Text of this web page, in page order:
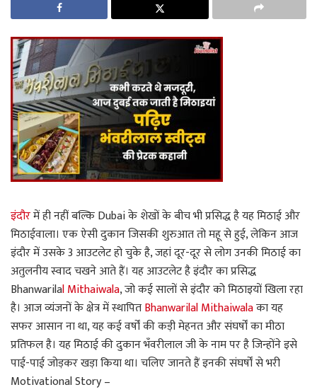
इंदौरमें ही नहीं बल्कि Dubai के शेखों के बीच भी प्रसिद्ध है यह मिठाई और
मिठाईवाला। एक ऐसी दुकान जिसकी शुरुआत तो महू से हुई, लेकिन आज
इंदौर में उसके 3 आउटलेट हो चुके है, जहां दूर-दूर से लोग उनकी मिठाई का
अतुलनीय स्वाद चखने आते हैं। यह आउटलेट है इंदौर का प्रसिद्ध
Bhanwarilal Mithaiwala, जो कई सालों से इंदौर को मिठाइयों खिला रहा
है। आज व्यंजनों के क्षेत्र में स्थापितBhanwarilal Mithaiwalaका यह
सफर आसान ना था, यह कई वर्षों की कड़ी मेहनत और संघर्षों का मीठा
प्रतिफल है। यह मिठाई की दुकान भँवरीलाल जी के नाम पर है जिन्होंने इसे
पाई-पाई जोड़कर खड़ा किया था। चलिए जानते हैं इनकी संघर्षों से भरी
Motivational Story –